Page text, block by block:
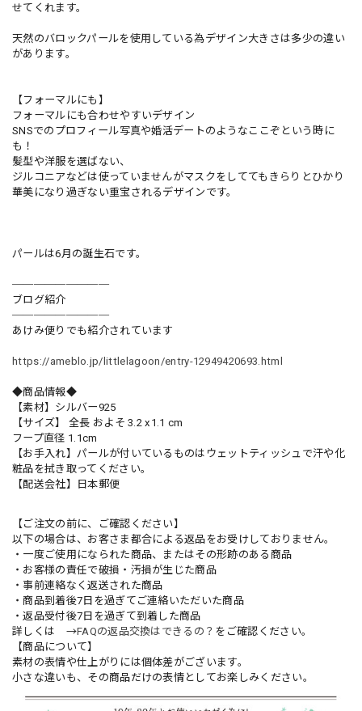
せてくれます。
天然のバロックパールを使用している為デザイン大きさは多少の違い
があります。
【フォーマルにも】
フォーマルにも合わせやすいデザイン
SNSでのプロフィール写真や婚活デートのようなここぞという時に
も！
髪型や洋服を選ばない、
ジルコニアなどは使っていませんがマスクをしててもきらりとひかり
華美になり過ぎない重宝されるデザインです。
パールは6月の誕生石です。
─────────
ブログ紹介
─────────
あけみ便りでも紹介されています
https://ameblo.jp/littlelagoon/entry-12949420693.html
◆商品情報◆
【素材】シルバー925
【サイズ】 全長 およそ 3.2 x1.1 cm
フープ直径 1.1cm
【お手入れ】パールが付いているものはウェットティッシュで汗や化
粧品を拭き取ってください。
【配送会社】日本郵便
【ご注文の前に、ご確認ください】
以下の場合は、お客さま都合による返品をお受けしておりません。
・一度ご使用になられた商品、またはその形跡のある商品
・お客様の責任で破損・汚損が生じた商品
・事前連絡なく返送された商品
・商品到着後7日を過ぎてご連絡いただいた商品
・返品受付後7日を過ぎて到着した商品
詳しくは →FAQの返品交換はできるの？ をご確認ください。
【商品について】
素材の表情や仕上がりには個体差がございます。
小さな違いも、その商品だけの表情としてお楽しみください。